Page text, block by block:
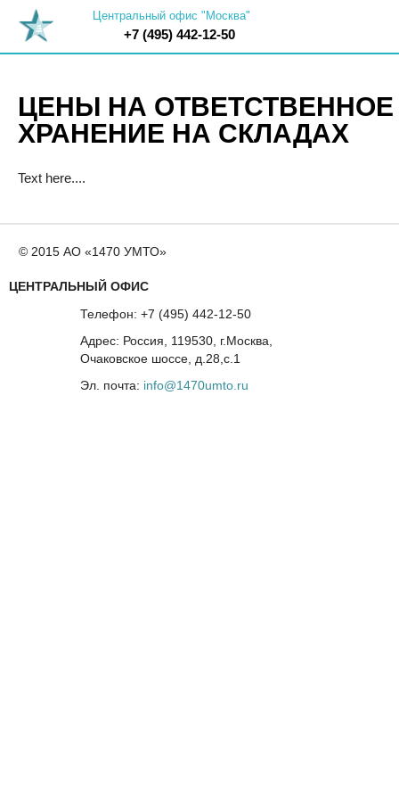
Центральный офис "Москва"
+7 (495) 442-12-50
ЦЕНЫ НА ОТВЕТСТВЕННОЕ
ХРАНЕНИЕ НА СКЛАДАХ
Text here....
© 2015 АО «1470 УМТО»
ЦЕНТРАЛЬНЫЙ ОФИС
Телефон: +7 (495) 442-12-50
Адрес: Россия, 119530, г.Москва,
Очаковское шоссе, д.28,с.1
Эл. почта: info@1470umto.ru